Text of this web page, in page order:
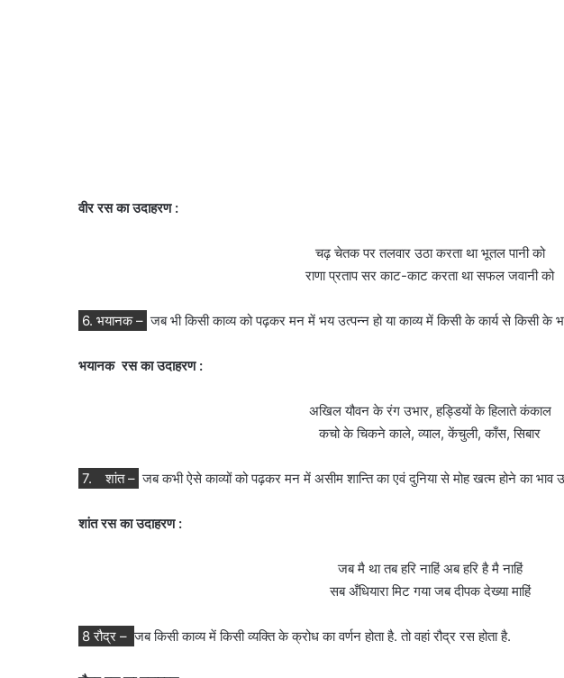
वीर रस का उदाहरण :
चढ़ चेतक पर तलवार उठा करता था भूतल पानी को
राणा प्रताप सर काट-काट करता था सफल जवानी को
6. भयानक – जब भी किसी काव्य को पढ़कर मन में भय उत्पन्न हो या काव्य में किसी के कार्य से किसी के
भयानक रस का उदाहरण :
अखिल यौवन के रंग उभार, हड्डियों के हिलाते कंकाल
कचो के चिकने काले, व्याल, केंचुली, काँस, सिबार
7. शांत – जब कभी ऐसे काव्यों को पढ़कर मन में असीम शान्ति का एवं दुनिया से मोह खत्म होने का भाव
शांत रस का उदाहरण :
जब मै था तब हरि नाहिं अब हरि है मै नाहिं
सब अँधियारा मिट गया जब दीपक देख्या माहिं
8 रौद्र – जब किसी काव्य में किसी व्यक्ति के क्रोध का वर्णन होता है. तो वहां रौद्र रस होता है.